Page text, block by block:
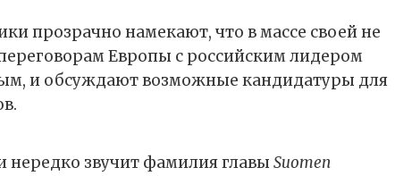
прозрачно намекают, что в массе своей не
Европы с российским лидером
и обсуждают возможные кандидатуры для
нередко звучит фамилия главы Suomen